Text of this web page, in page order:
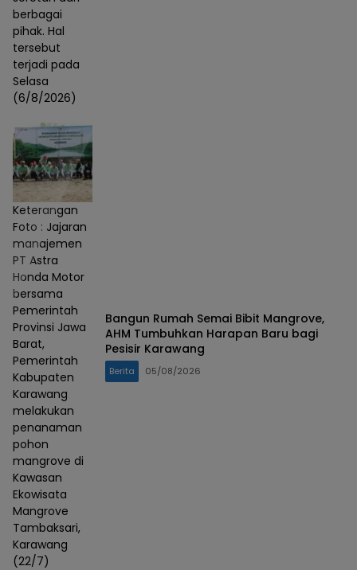
berbagai
pihak. Hal
tersebut
terjadi pada
Selasa
(6/8/2026)
Keterangan
Foto : Jajaran
manajemen
PT Astra
Honda Motor
bersama
Pemerintah
Provinsi Jawa
Barat,
Pemerintah
Kabupaten
Karawang
melakukan
penanaman
pohon
mangrove di
Kawasan
Ekowisata
Mangrove
Tambaksari,
Karawang
(22/7)
Bangun Rumah Semai Bibit Mangrove,
AHM Tumbuhkan Harapan Baru bagi
Pesisir Karawang
Berita 05/08/2026